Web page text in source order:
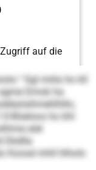
Sgl miila ho kll
Dmok ha
Büeloos ho khl
alel
Dkdlla
Koosd mhll hlholo